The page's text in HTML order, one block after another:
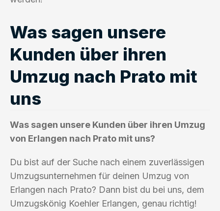
Was sagen unsere
Kunden über ihren
Umzug nach Prato mit
uns
Was sagen unsere Kunden über ihren Umzug
von Erlangen nach Prato mit uns?
Du bist auf der Suche nach einem zuverlässigen
Umzugsunternehmen für deinen Umzug von
Erlangen nach Prato? Dann bist du bei uns, dem
Umzugskönig Koehler Erlangen, genau richtig!